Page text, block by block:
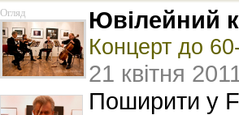
Огляд Ювілейний
Концерт до
21 квітня
Поширити у